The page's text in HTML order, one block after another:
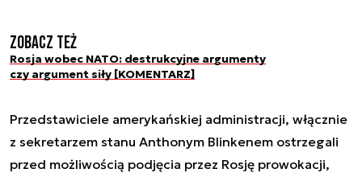
Zobacz też
Rosja wobec NATO: destrukcyjne argumenty
czy argument siły [KOMENTARZ]
Przedstawiciele amerykańskiej administracji, włącznie
z sekretarzem stanu Anthonym Blinkenem ostrzegali
przed możliwością podjęcia przez Rosję prowokacji,